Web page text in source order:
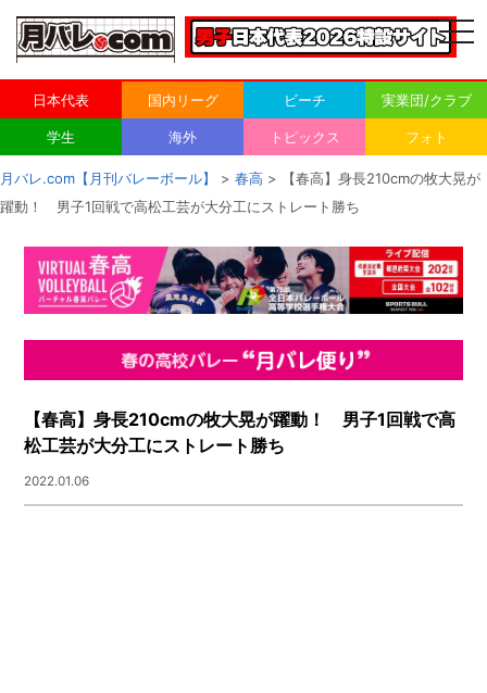
日本代表 国内リーグ ビーチ 実業団/クラブ
学生 海外 トピックス フォト
月バレ.com【月刊バレーボール】 > 春高 > 【春高】身長210cmの牧大晃が
躍動！ 男子1回戦で高松工芸が大分工にストレート勝ち
【春高】身長210cmの牧大晃が躍動！ 男子1回戦で高
松工芸が大分工にストレート勝ち
2022.01.06